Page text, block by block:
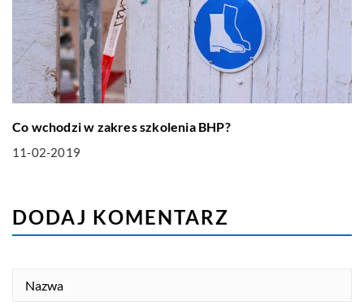
Co wchodzi w zakres szkolenia BHP?
11-02-2019
DODAJ KOMENTARZ